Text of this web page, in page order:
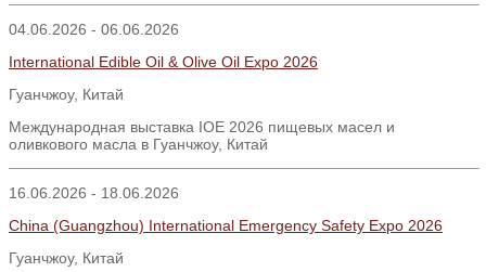
04.06.2026 - 06.06.2026
International Edible Oil & Olive Oil Expo 2026
Гуанчжоу, Китай
Международная выставка IOE 2026 пищевых масел и
оливкового масла в Гуанчжоу, Китай
16.06.2026 - 18.06.2026
China (Guangzhou) International Emergency Safety Expo 2026
Гуанчжоу, Китай